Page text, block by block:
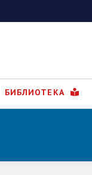
БИБЛИОТЕКА